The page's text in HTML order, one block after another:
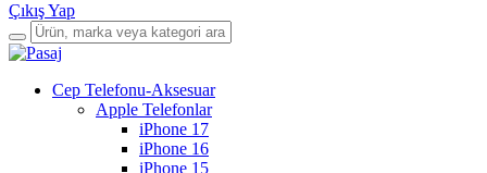
Çıkış Yap
Cep Telefonu-Aksesuar
Apple Telefonlar
iPhone 17
iPhone 16
iPhone 15